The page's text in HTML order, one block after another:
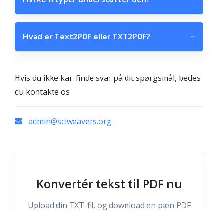
Hvad er Text2PDF eller TXT2PDF? −
Hvis du ikke kan finde svar på dit spørgsmål, bedes
du kontakte os
admin@sciweavers.org
Konvertér tekst til PDF nu
Upload din TXT-fil, og download en pæn PDF